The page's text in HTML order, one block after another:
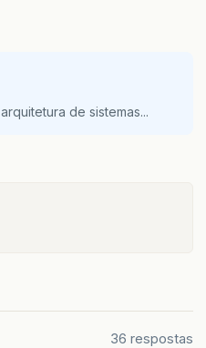
de sistemas...
36 respostas